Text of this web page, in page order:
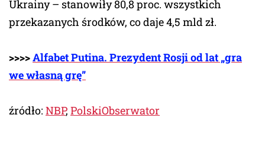
Ukrainy – stanowiły 80,8 proc. wszystkich
przekazanych środków, co daje 4,5 mld zł.
>>>>Alfabet Putina. Prezydent Rosji od lat „gra
we własną grę”
źródło: NBP, PolskiObserwator